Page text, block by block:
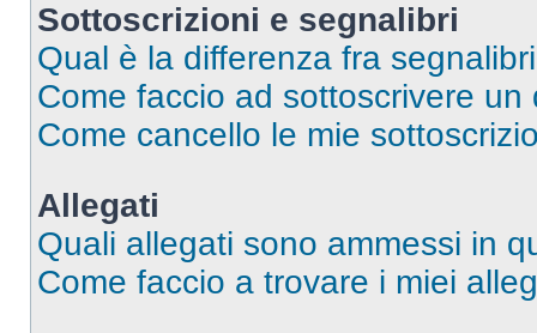
Sottoscrizioni e segnalibri
Qual è la differenza fra
Come faccio ad sottoscrivere
Come cancello le mie
Allegati
Quali allegati sono ammessi in
Come faccio a trovare i miei